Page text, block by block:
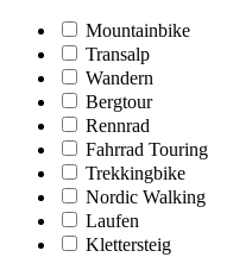
Mountainbike
Transalp
Wandern
Bergtour
Rennrad
Fahrrad Touring
Trekkingbike
Nordic Walking
Laufen
Klettersteig